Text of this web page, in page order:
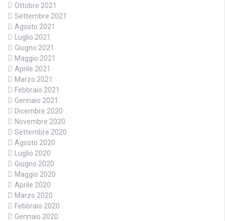
Ottobre 2021
Settembre 2021
Agosto 2021
Luglio 2021
Giugno 2021
Maggio 2021
Aprile 2021
Marzo 2021
Febbraio 2021
Gennaio 2021
Dicembre 2020
Novembre 2020
Settembre 2020
Agosto 2020
Luglio 2020
Giugno 2020
Maggio 2020
Aprile 2020
Marzo 2020
Febbraio 2020
Gennaio 2020